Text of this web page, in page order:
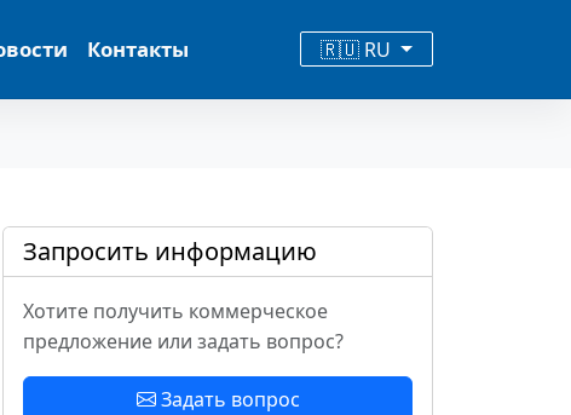
Контакты 🇷🇺 RU
Запросить информацию
Хотите получить коммерческое
предложение или задать вопрос?
Задать вопрос